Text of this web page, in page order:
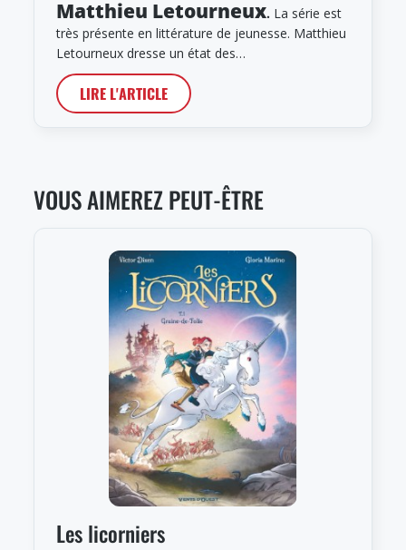
Matthieu Letourneux. La série est
très présente en littérature de jeunesse. Matthieu
Letourneux dresse un état des…
LIRE L'ARTICLE
VOUS AIMEREZ PEUT-ÊTRE
Les licorniers